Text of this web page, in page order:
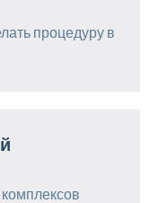
процедуру в